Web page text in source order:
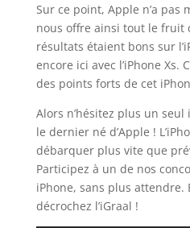
Sur ce point, Apple n’a pas
nous offre ainsi tout le fruit
résultats étaient bons sur
encore ici avec l’iPhone Xs.
des points forts de cet
Alors n’hésitez plus un
le dernier né d’Apple !
débarquer plus vite que
Participez à un de nos
iPhone, sans plus attendre.
décrochez l’iGraal !